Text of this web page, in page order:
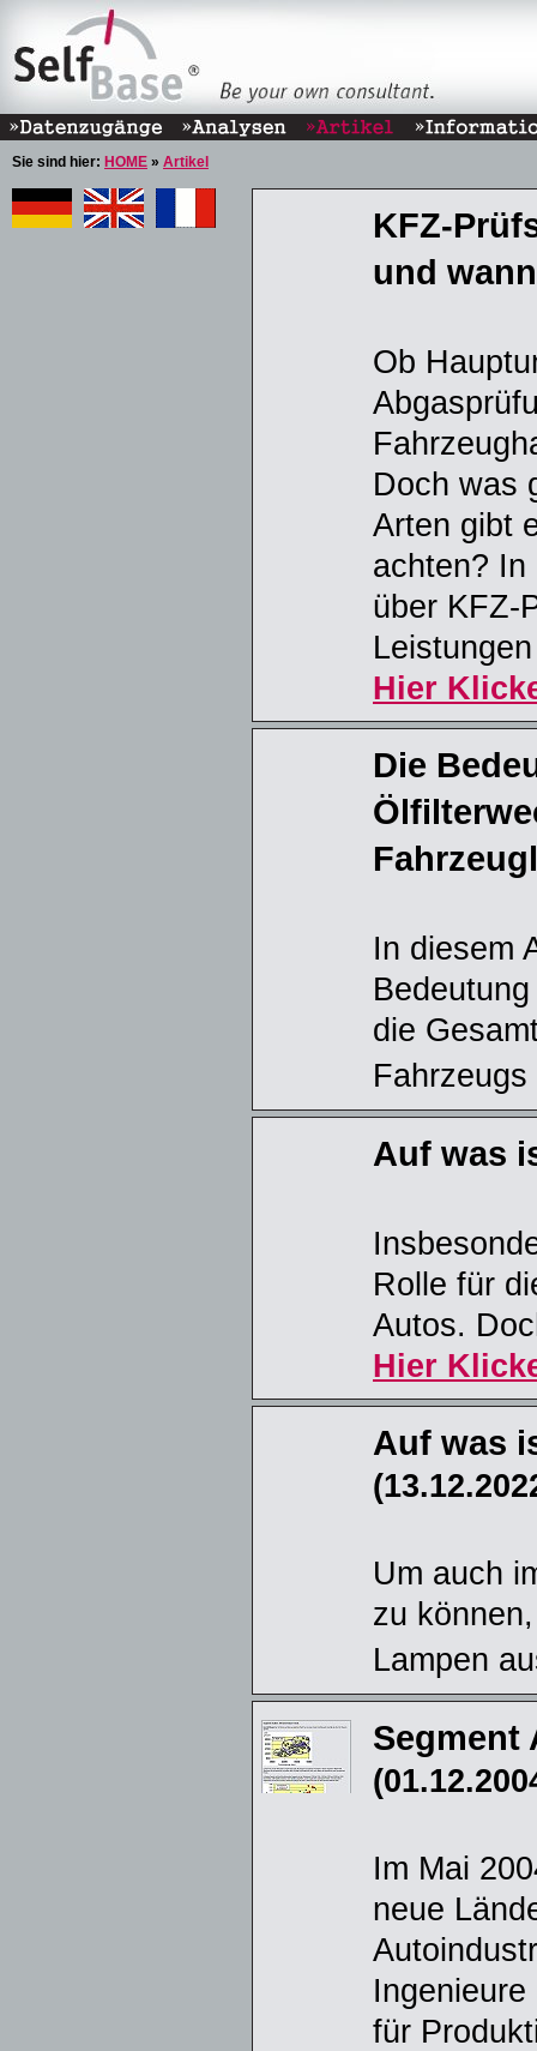
Sie sind hier: HOME » Artikel
KFZ-
und
Ob
Doch was
Arten gibt
achten? In
über KFZ-
Hier
Die
In diesem
die
Auf was
Rolle für
Autos.
Hier
Auf was
Um auch
zu
Lampen
Segment
Im Mai
neue
für